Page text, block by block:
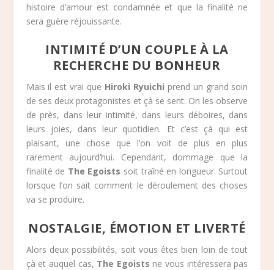
histoire d’amour est condamnée et que la finalité ne
sera guère réjouissante.
INTIMITÉ D’UN COUPLE À LA
RECHERCHE DU BONHEUR
Mais il est vrai que Hiroki Ryuichi prend un grand soin
de ses deux protagonistes et çà se sent. On les observe
de près, dans leur intimité, dans leurs déboires, dans
leurs joies, dans leur quotidien. Et c’est çà qui est
plaisant, une chose que l’on voit de plus en plus
rarement aujourd’hui. Cependant, dommage que la
finalité de The Egoists soit traîné en longueur. Surtout
lorsque l’on sait comment le déroulement des choses
va se produire.
NOSTALGIE, ÉMOTION ET LIVERTÉ
Alors deux possibilités, soit vous êtes bien loin de tout
çà et auquel cas, The Egoists ne vous intéressera pas